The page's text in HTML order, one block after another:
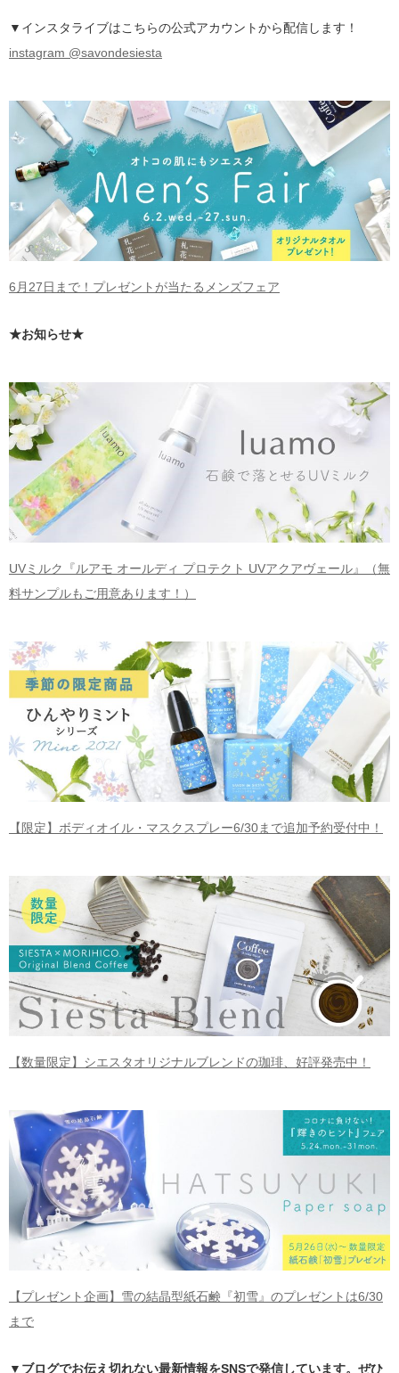
▼インスタライブはこちらの公式アカウントから配信します！
instagram @savondesiesta
6月27日まで！プレゼントが当たるメンズフェア
★お知らせ★
UVミルク『ルアモ オールディ プロテクト UVアクアヴェール』（無
料サンプルもご用意あります！）
【限定】ボディオイル・マスクスプレー6/30まで追加予約受付中！
【数量限定】シエスタオリジナルブレンドの珈琲、好評発売中！
【プレゼント企画】雪の結晶型紙石鹸『初雪』のプレゼントは6/30
まで
▼ブログでお伝え切れない最新情報をSNSで発信しています。ぜひ